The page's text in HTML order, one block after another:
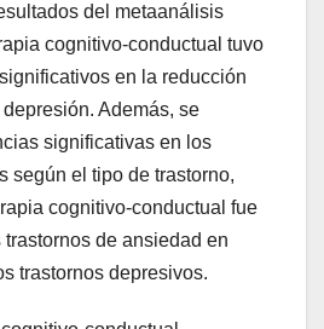
del metaanálisis
cognitivo-conductual tuvo
en la reducción
Además, se
significativas en los
según el tipo de trastorno,
cognitivo-conductual fue
de ansiedad en
trastornos depresivos.